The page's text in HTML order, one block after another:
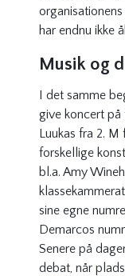
har endnu ikke
Musik og
I det samme
give koncert på
Luukas fra 2.
forskellige
bl.a. Amy
sine egne
Demarcos
Senere på
debat, når